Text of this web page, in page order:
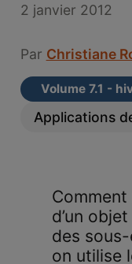
2 janvier 2012
Par Christiane
Volume 7.1 -
Applications
d’un
des
on utilise